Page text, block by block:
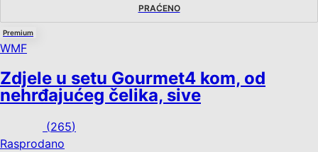
PRAĆENO
Premium
WMF
Zdjele u setu Gourmet4 kom, od
nehrđajućeg čelika, sive
(265)
Rasprodano